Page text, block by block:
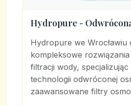
Hydropure -
Hydropure we Wrocławiu
kompleksowe
filtracji wody, specjalizując
technologii odwróconej
zaawansowane filtry